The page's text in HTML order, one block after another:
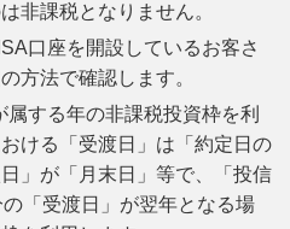
非課税となりません。
口座を開設しているお客さ
方法で確認します。
する年の非課税投資枠を利
ける「受渡日」は「約定日の
」が「月末日」等で、「投信
「受渡日」が翌年となる場